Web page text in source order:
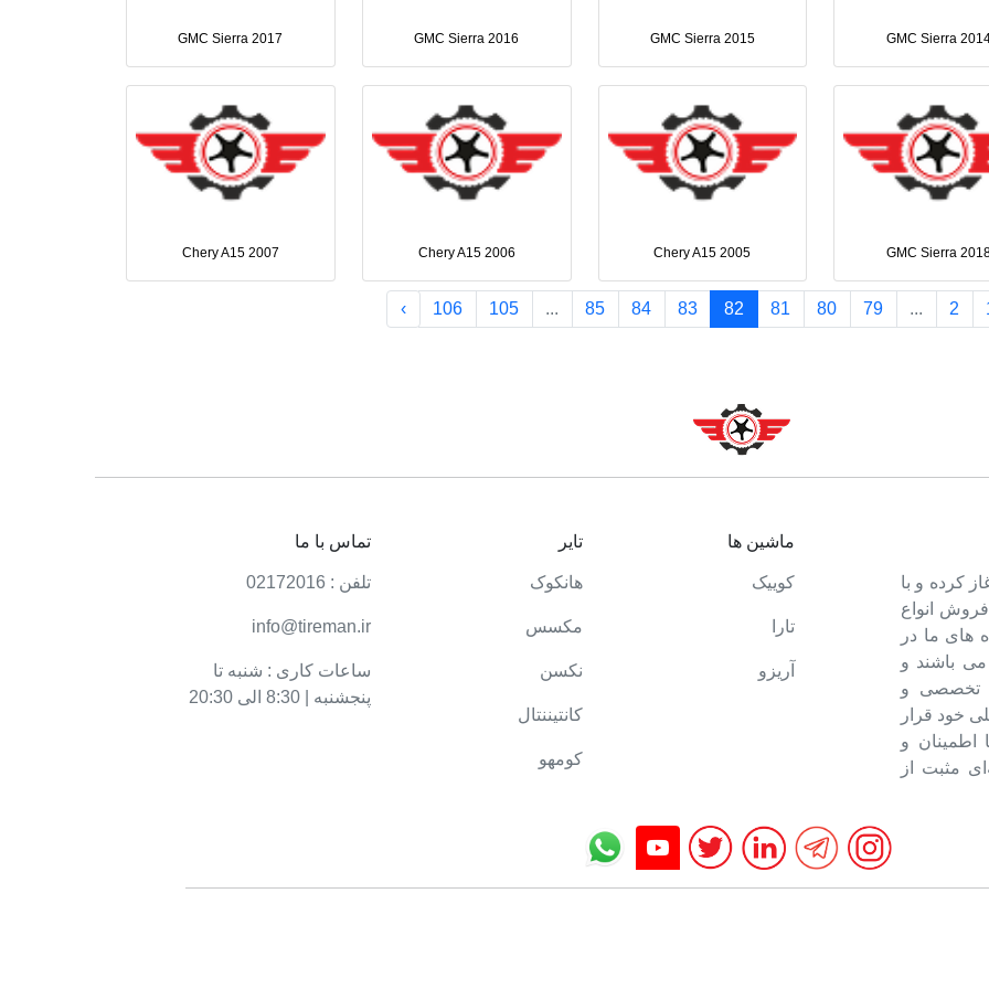
GMC Sierra
GMC Sierra 2015
GMC Sierra 2016
GMC Sierra 2017
GMC Sierra
Chery A15 2005
Chery A15 2006
Chery A15 2007
2
...
79
80
81
82
83
84
85
...
105
106
›
خود را آغاز کرده و با
انواع
های ما در
می باشند و
تخصصی و
خود قرار
اطمینان و
مثبت از
ماشین ها
کوییک
تارا
آریزو
تایر
هانکوک
مکسس
نکسن
کانتیننتال
کومهو
تماس با ما
تلفن : 02172016
info@tireman.ir
ساعات کاری : شنبه تا
پنجشنبه | 8:30 الی 20:30